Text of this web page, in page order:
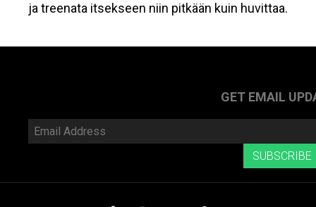
ja treenata itsekseen niin pitkään kuin huvittaa.
GET EMAIL
Email
SUBSCRIBE